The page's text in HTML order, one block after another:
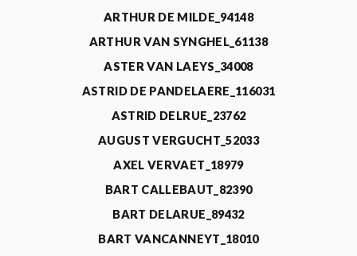
ARTHUR DE MILDE_94148
ARTHUR VAN SYNGHEL_61138
ASTER VAN LAEYS_34008
ASTRID DE PANDELAERE_116031
ASTRID DELRUE_23762
AUGUST VERGUCHT_52033
AXEL VERVAET_18979
BART CALLEBAUT_82390
BART DELARUE_89432
BART VANCANNEYT_18010